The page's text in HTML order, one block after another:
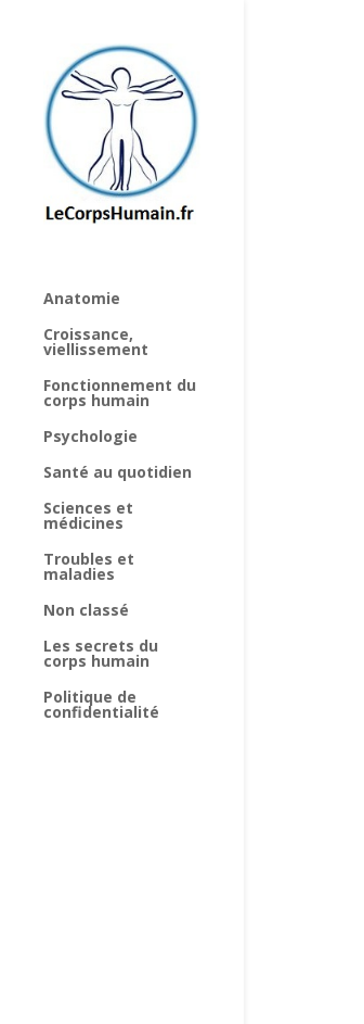
Anatomie
Croissance,
viellissement
Fonctionnement du
corps humain
Psychologie
Santé au quotidien
Sciences et
médicines
Troubles et
maladies
Non classé
Les secrets du
corps humain
Politique de
confidentialité